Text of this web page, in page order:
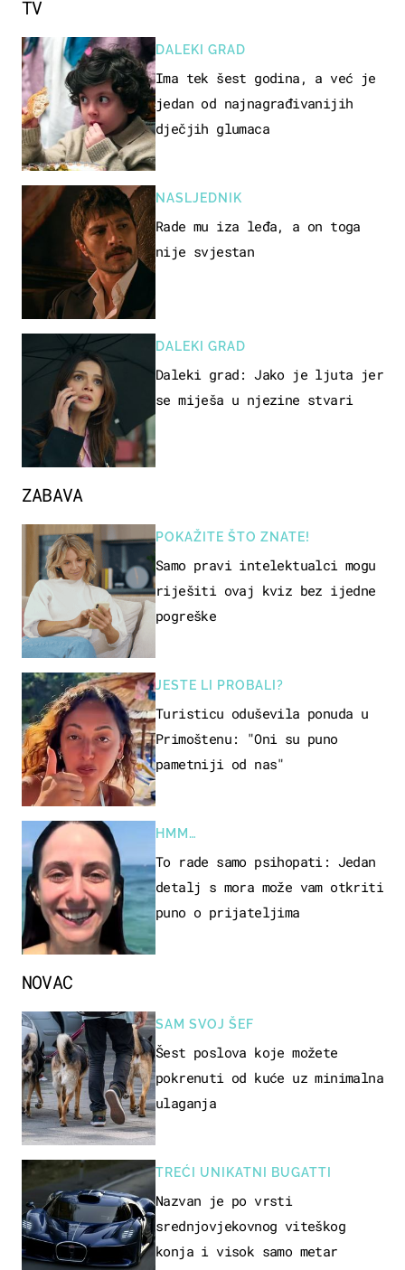
ZABAVA
POKAŽITE ŠTO ZNATE!
Samo pravi intelektualci mogu
riješiti ovaj kviz bez ijedne
pogreške
JESTE LI PROBALI?
Turisticu oduševila ponuda u
Primoštenu: "Oni su puno
pametniji od nas"
HMM…
To rade samo psihopati: Jedan
detalj s mora može vam otkriti
puno o prijateljima
TV
DALEKI GRAD
Ima tek šest godina, a već je
jedan od najnagrađivanijih
dječjih glumaca
NASLJEDNIK
Rade mu iza leđa, a on toga
nije svjestan
DALEKI GRAD
Daleki grad: Jako je ljuta jer
se miješa u njezine stvari
NOVAC
SAM SVOJ ŠEF
Šest poslova koje možete
pokrenuti od kuće uz minimalna
ulaganja
TREĆI UNIKATNI BUGATTI
Nazvan je po vrsti
srednjovjekovnog viteškog
konja i visok samo metar